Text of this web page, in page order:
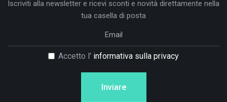
Iscriviti alla newsletter e ricevi sconti e novità direttamente nella
tua casella di posta
Accetto l' informativa sulla privacy
Inviare